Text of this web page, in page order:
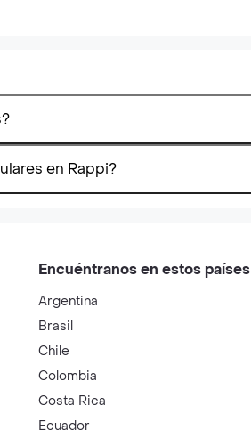
en Rappi?
Encuéntranos en estos países
Argentina
Brasil
Chile
Colombia
Costa Rica
Ecuador